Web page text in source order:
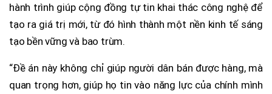
hành trình giúp cộng đồng tự tin khai thác công nghệ để
tạo ra giá trị mới, từ đó hình thành một nền kinh tế sáng
tạo bền vững và bao trùm.
“Đề án này không chỉ giúp người dân bán được hàng, mà
quan trọng hơn, giúp họ tin vào năng lực của chính mình